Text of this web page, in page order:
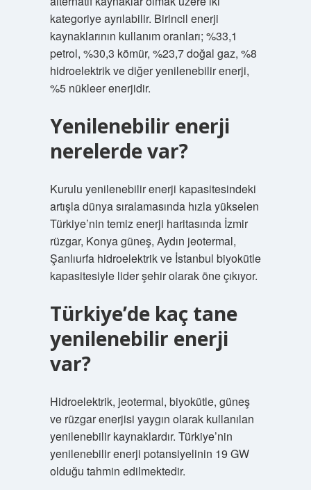
kategoriye ayrılabilir. Birincil enerji
kaynaklarının kullanım oranları; %33,1
petrol, %30,3 kömür, %23,7 doğal gaz, %8
hidroelektrik ve diğer yenilenebilir enerji,
%5 nükleer enerjidir.
Yenilenebilir enerji
nerelerde var?
Kurulu yenilenebilir enerji kapasitesindeki
artışla dünya sıralamasında hızla yükselen
Türkiye’nin temiz enerji haritasında İzmir
rüzgar, Konya güneş, Aydın jeotermal,
Şanlıurfa hidroelektrik ve İstanbul biyokütle
kapasitesiyle lider şehir olarak öne çıkıyor.
Türkiye’de kaç tane
yenilenebilir enerji
var?
Hidroelektrik, jeotermal, biyokütle, güneş
ve rüzgar enerjisi yaygın olarak kullanılan
yenilenebilir kaynaklardır. Türkiye’nin
yenilenebilir enerji potansiyelinin 19 GW
olduğu tahmin edilmektedir.